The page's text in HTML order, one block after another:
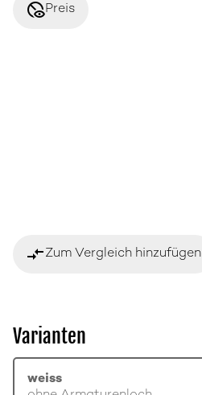
disabled_visiblePreis
compare_arrowsZum Vergleich hinzufügen
Varianten
weiss